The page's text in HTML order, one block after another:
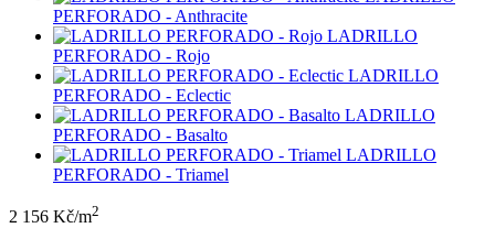
PERFORADO - Anthracite
LADRILLO
PERFORADO - Rojo
LADRILLO
PERFORADO - Eclectic
LADRILLO
PERFORADO - Basalto
LADRILLO
PERFORADO - Triamel
2 156 Kč/m2